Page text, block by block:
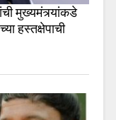
मुख्यमंत्र्यांकडे
हस्तक्षेपाची